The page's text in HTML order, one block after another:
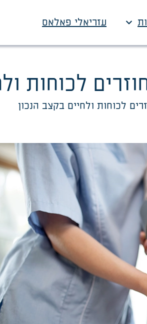
עזריאלי פאלאס
לכוחות
לכוחות ולחיים בקצב הנכון